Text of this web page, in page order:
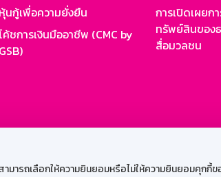
รถเลือกให้ความยินยอมหรือไม่ให้ความยินยอมคุกกี้ข
หุ้นกู้เพื่อความยั่งยืน
ค้ชการเงินมืออาชีพ (CMC by
GSB)
การเปิดเผยก
ทรัพย์สินของ
สื่อมวลชน